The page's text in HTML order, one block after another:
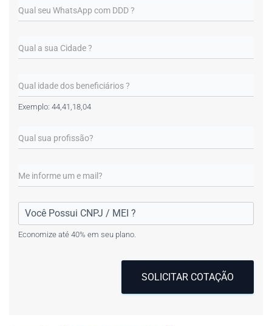
Exemplo: 44,41,18,04
Economize até 40% em seu plano.
SOLICITAR COTAÇÃO